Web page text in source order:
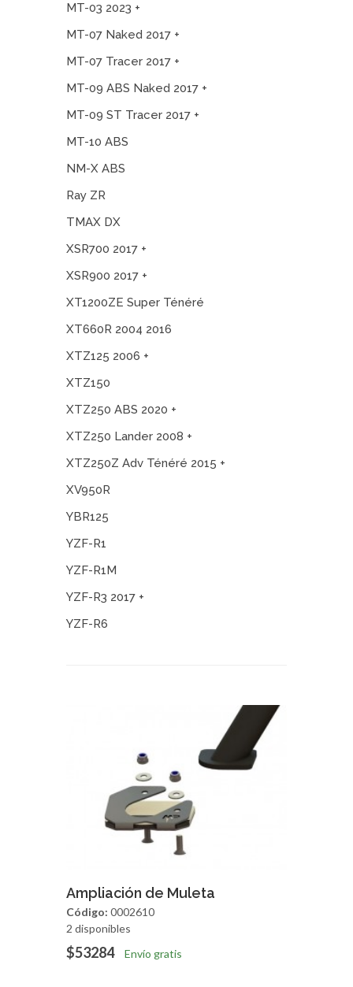
MT-03 2023 +
MT-07 Naked 2017 +
MT-07 Tracer 2017 +
MT-09 ABS Naked 2017 +
MT-09 ST Tracer 2017 +
MT-10 ABS
NM-X ABS
Ray ZR
TMAX DX
XSR700 2017 +
XSR900 2017 +
XT1200ZE Super Ténéré
XT660R 2004 2016
XTZ125 2006 +
XTZ150
XTZ250 ABS 2020 +
XTZ250 Lander 2008 +
XTZ250Z Adv Ténéré 2015 +
XV950R
YBR125
YZF-R1
YZF-R1M
YZF-R3 2017 +
YZF-R6
Agregar Vista Rapida
Ampliación de Muleta
Código: 0002610
2 disponibles
$53284 Envío gratis